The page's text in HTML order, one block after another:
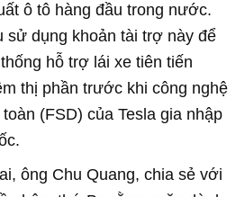
ô tô hàng đầu trong nước.
sử dụng khoản tài trợ này để
hỗ trợ lái xe tiên tiến
thị phần trước khi công nghệ
(FSD) của Tesla gia nhập
ông Chu Quang, chia sẻ với